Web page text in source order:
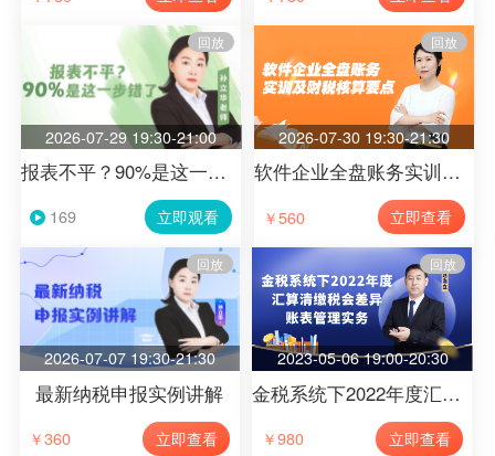
2026-07-29 19:30-21:00
回放
报表不平？90%是这一步错了
169 立即观看
2026-07-30 19:30-21:30
回放
软件企业全盘账务实训及财税核算要点
￥560 立即查看
2026-07-07 19:30-21:30
回放
最新纳税申报实例讲解
￥360 立即查看
2023-05-06 19:00-20:30
回放
金税系统下2022年度汇算清缴税会差异、账表管理实务（第14节）
￥980 立即查看